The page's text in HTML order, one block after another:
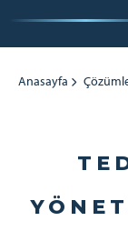
Anasayfa